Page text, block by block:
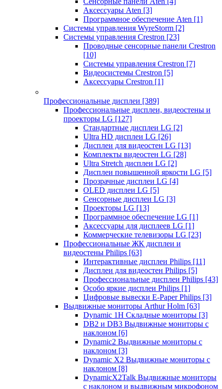
Аксессуары Aten [3]
Программное обеспечение Aten [1]
Системы управления WyreStorm [2]
Системы управления Crestron [23]
Проводные сенсорные панели Crestron
[10]
Системы управления Crestron [7]
Видеосистемы Crestron [5]
Аксессуары Crestron [1]
Профессиональные дисплеи [389]
Профессиональные дисплеи, видеостены и
проекторы LG [127]
Стандартные дисплеи LG [2]
Ultra HD дисплеи LG [26]
Дисплеи для видеостен LG [13]
Комплекты видеостен LG [28]
Ultra Stretch дисплеи LG [2]
Дисплеи повышенной яркости LG [5]
Прозрачные дисплеи LG [4]
OLED дисплеи LG [5]
Сенсорные дисплеи LG [3]
Проекторы LG [13]
Программное обеспечение LG [1]
Аксессуары для дисплеев LG [1]
Коммерческие телевизоры LG [23]
Профессиональные ЖК дисплеи и
видеостены Philips [63]
Интерактивные дисплеи Philips [11]
Дисплеи для видеостен Philips [5]
Профессиональные дисплеи Philips [43]
Особо яркие дисплеи Philips [1]
Цифровые вывески E-Paper Philips [3]
Выдвижные мониторы Arthur Holm [63]
Dynamic 1Н Складные мониторы [3]
DB2 и DB3 Выдвижные мониторы с
наклоном [6]
Dynamic2 Выдвижные мониторы с
наклоном [3]
Dynamic X2 Выдвижные мониторы с
наклоном [8]
DynamicX2Talk Выдвижные мониторы
с наклоном и выдвижным микрофоном